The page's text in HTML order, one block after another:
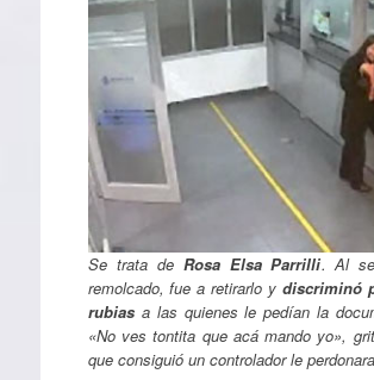
Se trata de Rosa Elsa Parrilli. Al
remolcado, fue a retirarlo y discriminó
rubias a las quienes le pedían la
«No ves tontita que acá mando yo»,
que consiguió un controlador le